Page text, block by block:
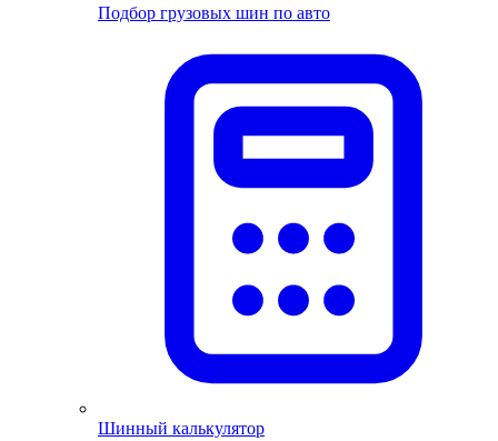
Подбор грузовых шин по авто
Шинный калькулятор